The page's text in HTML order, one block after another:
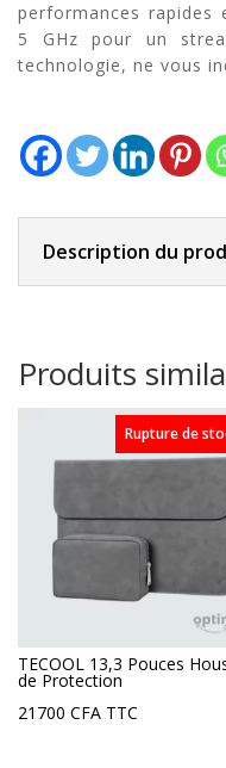
performances rapides
5 GHz pour un
technologie, ne vous
Description du
Produits
Rupture de
TECOOL 13,3 Pouces
de Protection
21700 CFA TTC